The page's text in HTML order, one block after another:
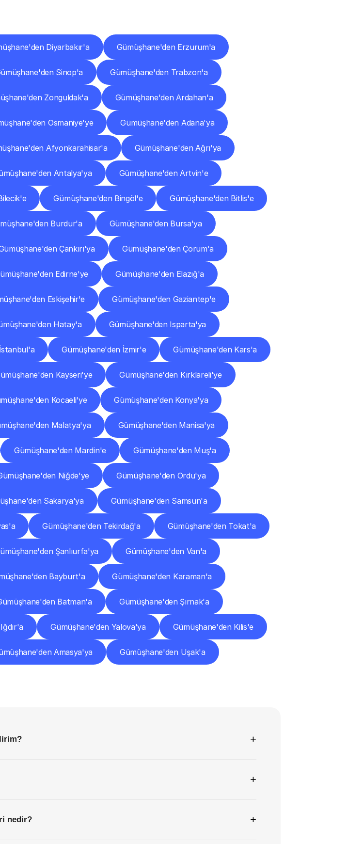
Diyarbakır'a Gümüşhane'den Erzurum'a
Sinop'a Gümüşhane'den Trabzon'a
Zonguldak'a Gümüşhane'den Ardahan'a
Osmaniye'ye Gümüşhane'den Adana'ya
Afyonkarahisar'a Gümüşhane'den Ağrı'ya
Antalya'ya Gümüşhane'den Artvin'e
Gümüşhane'den Bingöl'e Gümüşhane'den Bitlis'e
Burdur'a Gümüşhane'den Bursa'ya
Çankırı'ya Gümüşhane'den Çorum'a
Edirne'ye Gümüşhane'den Elazığ'a
Eskişehir'e Gümüşhane'den Gaziantep'e
Hatay'a Gümüşhane'den Isparta'ya
Gümüşhane'den İzmir'e Gümüşhane'den Kars'a
Kayseri'ye Gümüşhane'den Kırklareli'ye
Kocaeli'ye Gümüşhane'den Konya'ya
Malatya'ya Gümüşhane'den Manisa'ya
Gümüşhane'den Mardin'e Gümüşhane'den Muş'a
Niğde'ye Gümüşhane'den Ordu'ya
Sakarya'ya Gümüşhane'den Samsun'a
Gümüşhane'den Tekirdağ'a Gümüşhane'den Tokat'a
Şanlıurfa'ya Gümüşhane'den Van'a
Bayburt'a Gümüşhane'den Karaman'a
Batman'a Gümüşhane'den Şırnak'a
Gümüşhane'den Yalova'ya Gümüşhane'den Kilis'e
Amasya'ya Gümüşhane'den Uşak'a
+
+
nedir? +